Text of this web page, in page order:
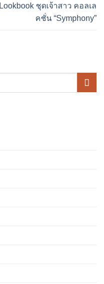
Lookbook ชุดเจ้าสาว คอลเล
คชั่น “Symphony”